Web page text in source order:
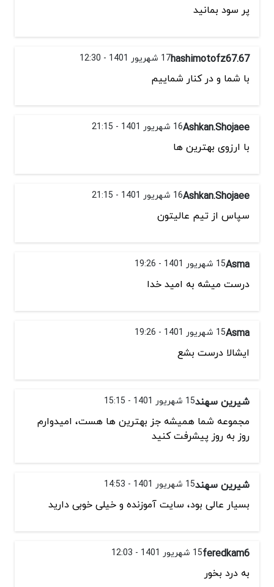
پر سود بمانید
hashimotofz67.6717 شهریور 1401 - 12:30
با شما و در کنار شماییم
Ashkan.Shojaee16 شهریور 1401 - 21:15
با ارزوی بهترین ها
Ashkan.Shojaee16 شهریور 1401 - 21:15
سپاس از تیم عالیتون
Asma15 شهریور 1401 - 19:26
درست میشه به امید خدا
Asma15 شهریور 1401 - 19:26
ایشالا درست بشع
شیرین سهند15 شهریور 1401 - 15:15
مجموعه شما همیشه جز بهترین ها هست، امیدوارم
روز به روز پیشرفت کنید
شیرین سهند15 شهریور 1401 - 14:53
بسیار عالی بود، سایت آموزنده و خیلی خوبی دارید
feredkam615 شهریور 1401 - 12:03
به درد بخور